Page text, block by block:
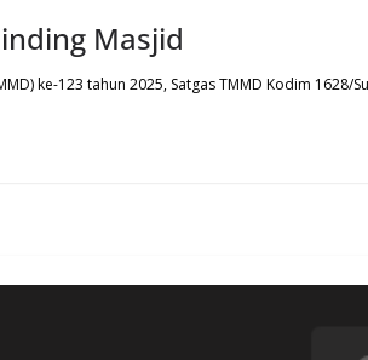
Masjid
ke-123 tahun 2025, Satgas TMMD Kodim 1628/